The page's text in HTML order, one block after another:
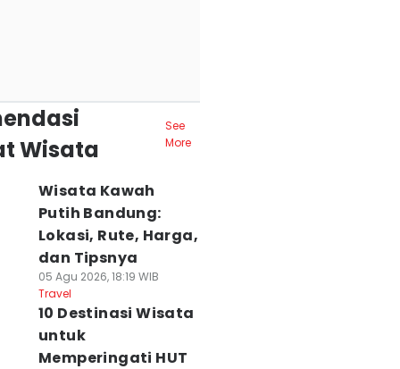
Wisata
See
More
Wisata Kawah
Putih Bandung:
Lokasi, Rute, Harga,
dan Tipsnya
05 Agu 2026, 18:19 WIB
Travel
10 Destinasi Wisata
untuk
Memperingati HUT